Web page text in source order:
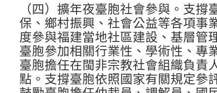
（四）擴年夜臺胞社會參與。支撐
保、鄉村振興、社會公益等各項事
度參與福建當地社區建設、基層管
臺胞參加相關行業性、學術性、專
臺胞擔任在閩非宗教社會組織負責
點。支撐臺胞依照國家有關規定參